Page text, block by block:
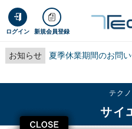
ログイン 新規会員登録
お知らせ 夏季休業期間のお問
テク
サイ